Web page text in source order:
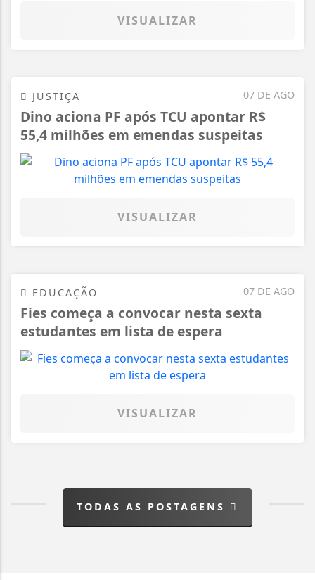
VISUALIZAR
07 DE AGO
JUSTIÇA
Dino aciona PF após TCU apontar R$
55,4 milhões em emendas suspeitas
VISUALIZAR
07 DE AGO
EDUCAÇÃO
Fies começa a convocar nesta sexta
estudantes em lista de espera
VISUALIZAR
TODAS AS POSTAGENS